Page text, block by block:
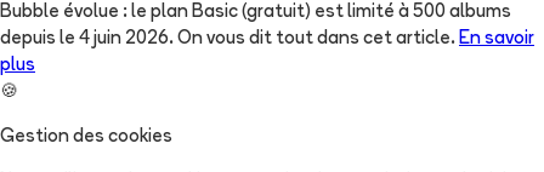
Bubble évolue : le plan Basic (gratuit) est limité à 500 albums
depuis le 4 juin 2026. On vous dit tout dans cet article. En savoir
plus
🍪
Gestion des cookies